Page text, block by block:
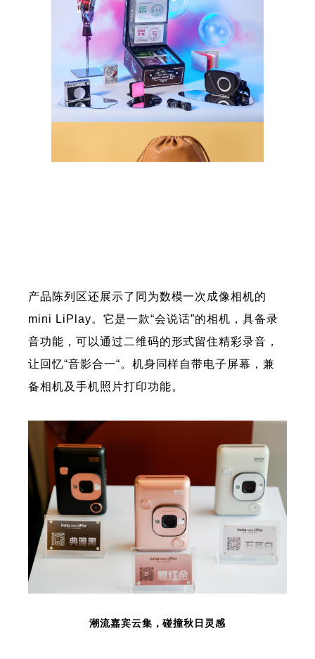
产品陈列区还展示了同为数模一次成像相机的
mini LiPlay。它是一款“会说话”的相机，具备录
音功能，可以通过二维码的形式留住精彩录音，
让回忆“音影合一“。机身同样自带电子屏幕，兼
备相机及手机照片打印功能。
潮流嘉宾云集，碰撞秋日灵感